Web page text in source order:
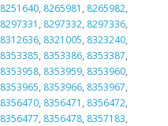
8251640, 8265981 , 8265982,
8297331 , 8297332, 8297336,
8312636, 8321005, 8323240,
8353385, 8353386, 8353387,
8353958, 8353959, 8353960,
8353965, 8353966, 8353967,
8356470, 8356471 , 8356472,
8356477, 8356478, 8357183,